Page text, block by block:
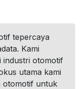
tepercaya
Kami
industri otomotif
utama kami
otomotif untuk